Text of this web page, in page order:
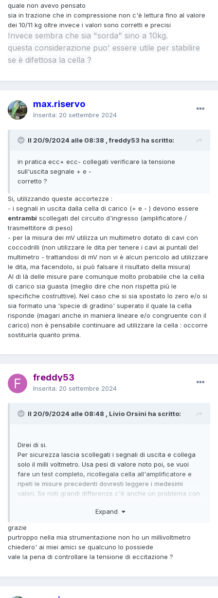
quale non avevo pensato
sia in trazione che in compressione non c'è lettura fino al valore
dei 10/11 kg oltre invece i valori sono corretti e precisi
Invece sembra che sia "sorda" sino a 10kg.
questa considerazione puo' essere utile per stabilire
se è difettosa la cella ?
max.riservo
Inserita: 20 settembre 2024
Il 20/9/2024 alle 08:38 , freddy53 ha scritto:
in pratica ecc+ ecc- collegati verificare la tensione
sull'uscita segnale + e -
corretto ?
Si, utilizzando queste accortezze :
- i segnali in uscita dalla cella di carico (+ e - ) devono essere
entrambi scollegati del circuito d'ingresso (amplificatore /
trasmettitore di peso)
- per la misura dei mV utilizza un multimetro dotato di cavi con
coccodrilli (non utilizzare le dita per tenere i cavi ai puntali del
multimetro - trattandosi di mV non vi è alcun pericolo ad utilizzare
le dita, ma facendolo, si può falsare il risultato della misura)
Al di là delle misure pare comunque molto probabile che la cella
di carico sia guasta (meglio dire che non rispetta più le
specifiche costruttive). Nel caso che si sia spostato lo zero e/o si
sia formato una 'specie di gradino' superato il quale la cella
risponde (magari anche in maniera lineare e/o congruente con il
carico) non è pensabile continuare ad utilizzare la cella : occorre
sostituirla quanto prima.
freddy53
Inserita: 20 settembre 2024
Il 20/9/2024 alle 08:48 , Livio Orsini ha scritto:
Direi di si.
Per sicurezza lascia scollegati i segnali di uscita e collega
solo il milli voltmetro. Usa pesi di valore noto poi, se vuoi
fare un test completo, ricollegala cella all'amplificatore e
ripeti le misure precedenti dovresti leggere i medesimi
valori. Se noti grandi differenze c'è anche un problema con
Expand
grazie
purtroppo nella mia strumentazione non ho un millivoltmetro
chiedero' ai miei amici se qualcuno lo possiede
vale la pena di controllare la tensione di eccitazione ?